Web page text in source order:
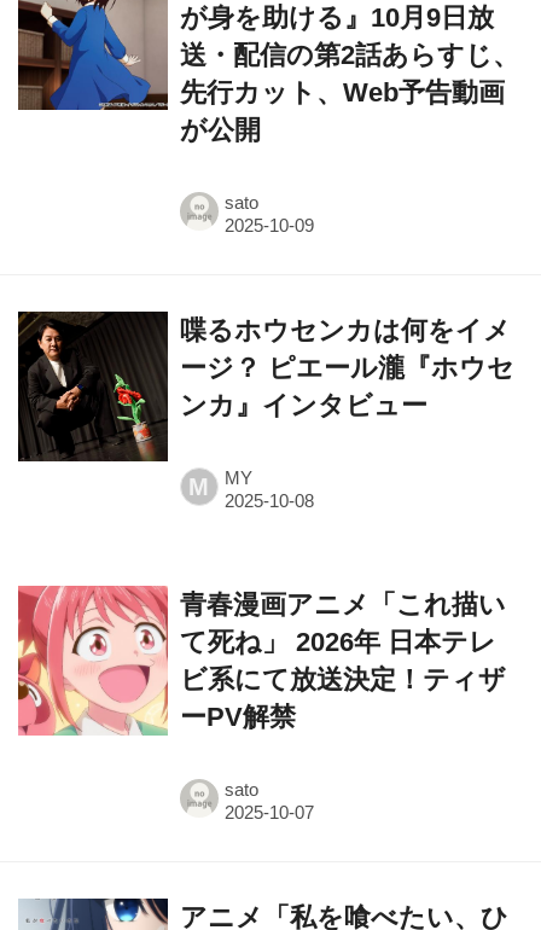
が身を助ける』10月9日放
送・配信の第2話あらすじ、
先行カット、Web予告動画
が公開
sato
喋るホウセンカは何をイメ
ージ？ ピエール瀧『ホウセ
ンカ』インタビュー
M MY
青春漫画アニメ「これ描い
て死ね」 2026年 日本テレ
ビ系にて放送決定！ティザ
ーPV解禁
sato
アニメ「私を喰べたい、ひ